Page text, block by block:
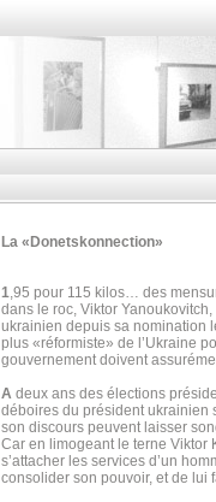
La «Donetskonnection»
1,95 pour 115 kilos… des
dans le roc, Viktor
ukrainien depuis sa nomination
plus «réformiste» de l’Ukraine
gouvernement doivent
A deux ans des élections
déboires du président ukrainien
son discours peuvent laisser
Car en limogeant le terne Viktor
s’attacher les services d’un
consolider son pouvoir, et de lui